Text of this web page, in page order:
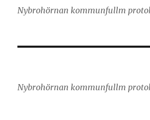
Nybrohörnan kommunfullm
Nybrohörnan kommunfullm